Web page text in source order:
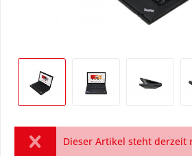
Dieser Artikel steht derzeit